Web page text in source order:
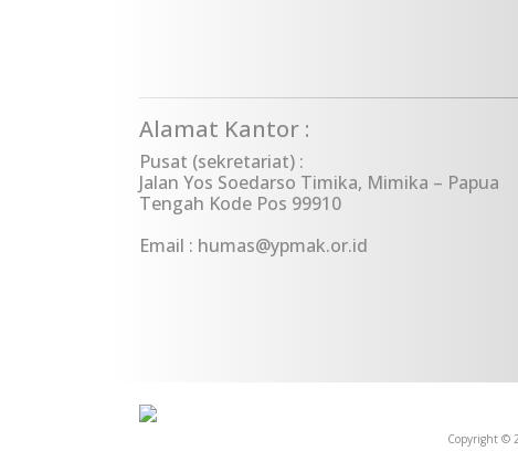
Alamat Kantor :
Pusat (sekretariat) :
Jalan Yos Soedarso Timika, Mimika – Papua
Tengah Kode Pos 99910
Email : humas@ypmak.or.id
Copyright ©